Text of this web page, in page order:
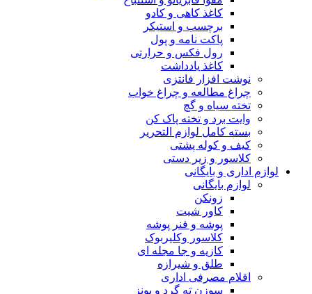
کاغذ کاهی و کادو
برچسب و استیکر
پاکت نامه و پول
رول فکس و حرارتی
کاغذ یادداشت
نوشت افزار فانتزی
چراغ مطالعه و چراغ خواب
تخته سیاه و گچ
وایت برد و تخته پاک کن
بسته کامل لوازم التحریر
کیف و کوله پشتی
کلاسور و زیر دستی
لوازم اداری و بایگانی
لوازم بایگانی
زونکن
کاور شیت
پوشه و فنر پوشه
کلاسور وکلیربوک
کازیه و جا مجله ای
طلق و شیرازه
اقلام مصرفی اداری
سوزن ته گرد و پونز